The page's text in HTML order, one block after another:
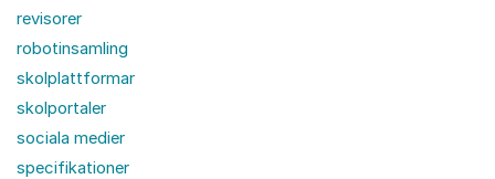
revisorer
robotinsamling
skolplattformar
skolportaler
sociala medier
specifikationer